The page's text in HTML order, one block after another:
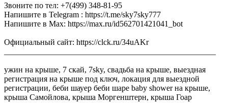
Звоните по тел: +7(499) 348-81-95
Напишите в Telegram : https://t.me/sky7sky777
Напишите в Max: https://max.ru/id562701421041_bot
Официальный сайт: https://clck.ru/34uAKr
ужин на крыше, 7 скай, 7sky, свадьба на крыше, выездная
регистрация на крыше под ключ, локация для выездной
регистрации, беби шауер беби шаре baby shower на крыше,
крыша Самойлова, крыша Моргенштерн, крыша Гоар